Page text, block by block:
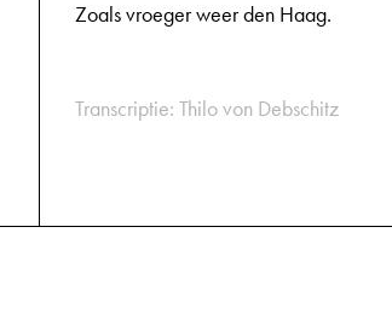
Zoals vroeger weer den Haag.
Transcriptie: Thilo von Debschitz